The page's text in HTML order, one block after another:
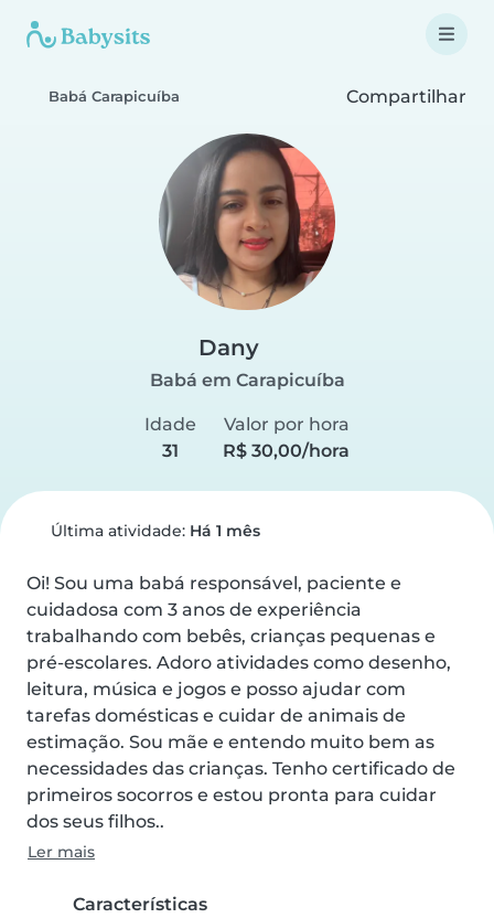
Babá Carapicuíba Compartilhar
Dany
Babá em Carapicuíba
Idade
31
Valor por hora
R$ 30,00/hora
Última atividade: Há 1 mês
Oi! Sou uma babá responsável, paciente e
cuidadosa com 3 anos de experiência
trabalhando com bebês, crianças pequenas e
pré-escolares. Adoro atividades como desenho,
leitura, música e jogos e posso ajudar com
tarefas domésticas e cuidar de animais de
estimação. Sou mãe e entendo muito bem as
necessidades das crianças. Tenho certificado de
primeiros socorros e estou pronta para cuidar
dos seus filhos..
Ler mais
Características